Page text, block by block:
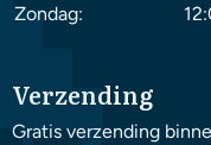
Zondag:
Verzending
Gratis verzending